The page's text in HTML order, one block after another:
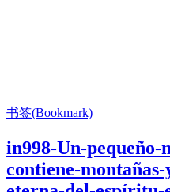
书签(Bookmark)
in998-Un-pequeño-
contiene-